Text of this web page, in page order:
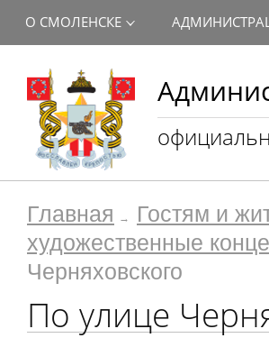
О СМОЛЕНСКЕ
Главная Гостям и
художественные
Черняховского
По улице